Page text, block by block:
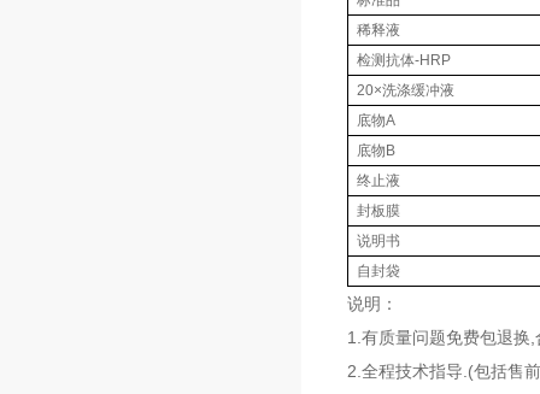
稀释液
检测抗体-HRP
20×洗涤缓冲液
底物A
底物B
终止液
封板膜
说明书
自封袋
说明：
1.有质量问题免费包退换
2.全程技术指导.(包括售